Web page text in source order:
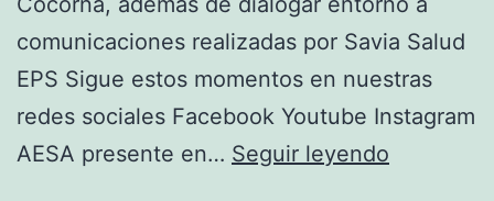
comunicaciones realizadas por Savia Salud
EPS Sigue estos momentos en nuestras
redes sociales Facebook Youtube Instagram
AESA presente en… Seguir leyendo